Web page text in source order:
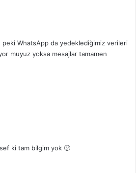
WhatsApp da yedeklediğimiz verileri
muyuz yoksa mesajlar tamamen
ki tam bilgim yok 🙁